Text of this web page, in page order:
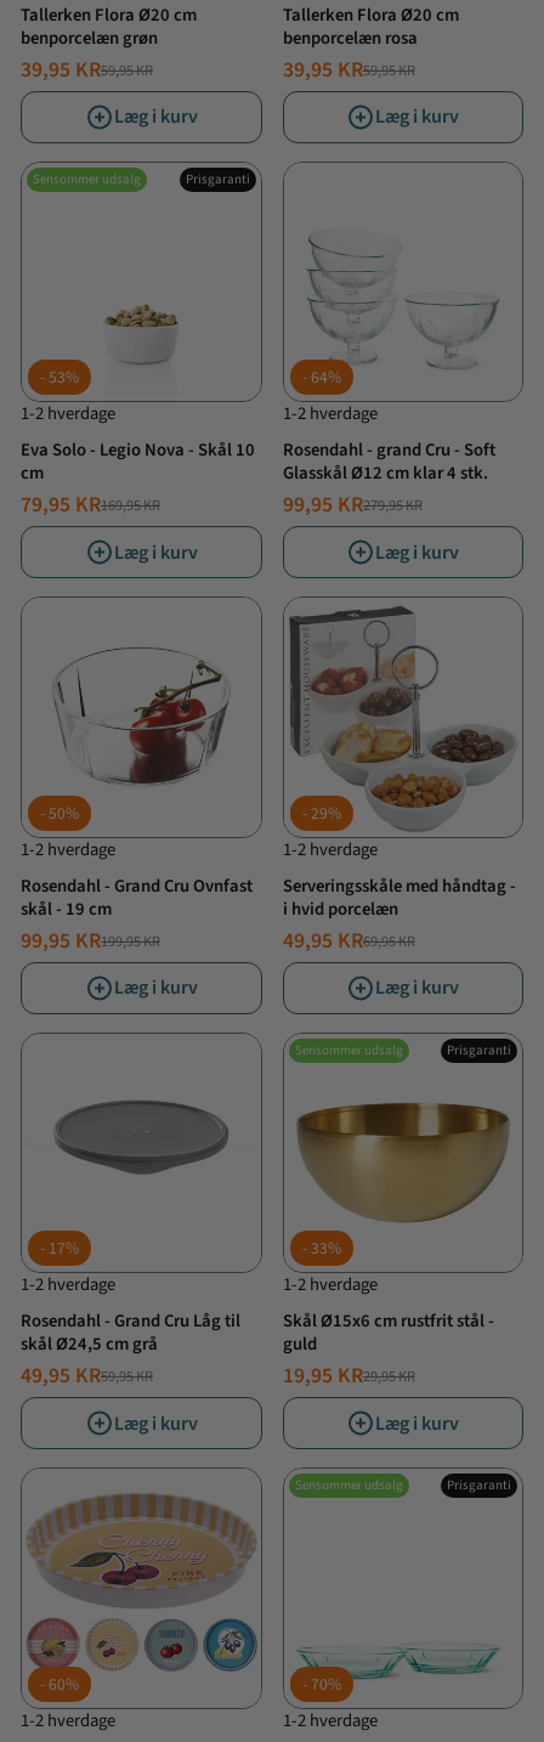
Tallerken Flora Ø20 cm
benporcelæn grøn
NORMALPRIS
59,95 KR
TILBUDSPRIS
39,95 KR
Læg i kurv
Tallerken Flora Ø20 cm
benporcelæn rosa
NORMALPRIS
59,95 KR
TILBUDSPRIS
39,95 KR
Læg i kurv
Sensommer udsalg Prisgaranti
53%
1-2 hverdage
Eva Solo - Legio Nova - Skål 10
cm
NORMALPRIS
169,95 KR
TILBUDSPRIS
79,95 KR
Læg i kurv
64%
1-2 hverdage
Rosendahl - grand Cru - Soft
Glasskål Ø12 cm klar 4 stk.
NORMALPRIS
279,95 KR
TILBUDSPRIS
99,95 KR
Læg i kurv
50%
1-2 hverdage
Rosendahl - Grand Cru Ovnfast
skål - 19 cm
NORMALPRIS
199,95 KR
TILBUDSPRIS
99,95 KR
Læg i kurv
29%
1-2 hverdage
Serveringsskåle med håndtag -
i hvid porcelæn
NORMALPRIS
69,95 KR
TILBUDSPRIS
49,95 KR
Læg i kurv
17%
1-2 hverdage
Rosendahl - Grand Cru Låg til
skål Ø24,5 cm grå
NORMALPRIS
59,95 KR
TILBUDSPRIS
49,95 KR
Læg i kurv
Sensommer udsalg Prisgaranti
33%
1-2 hverdage
Skål Ø15x6 cm rustfrit stål -
guld
NORMALPRIS
29,95 KR
TILBUDSPRIS
19,95 KR
Læg i kurv
60%
1-2 hverdage
Sensommer udsalg Prisgaranti
70%
1-2 hverdage